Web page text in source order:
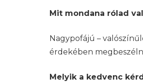
Mit mondana rólad
Nagypofájú –
érdekében
Melyik a kedvenc